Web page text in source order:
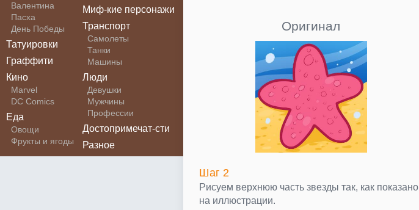
Валентина
Пасха
День Победы
Татуировки
Граффити
Кино
Marvel
DC Comics
Еда
Овощи
Фрукты и ягоды
Миф-кие персонажи
Транспорт
Самолеты
Танки
Машины
Люди
Девушки
Мужчины
Профессии
Достопримечат-сти
Разное
Оригинал
Шаг 2
Рисуем верхнюю часть звезды так, как показано
на иллюстрации.